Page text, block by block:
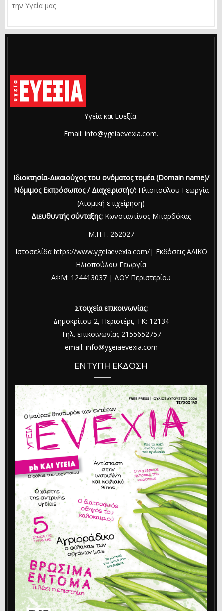
την Υγεία μας
Υγεία και Ευεξία.
Email: info@ygeiaevexia.com.
Ιδιοκτησία-Δικαιούχος του ονόματος τομέα (Domain name)/
Νόμιμος Εκπρόσωπος / Διαχειριστής/:Ηλιοπούλου Γεωργία
(Ατομική επιχείρηση)
Διευθυντής σύνταξης: Κωνσταντίνος Μπορδόκας
Μ.Η.Τ. 262027
Ιστοσελίδα https://www.ygeiaevexia.com/| Εκδόσεις ΑΛΙΚΟ
Ηλιοπούλου Γεωργία
ΑΦΜ: 124413037 | ΔΟΥ Περιστερίου
Στοιχεία επικοινωνίας:
Δημοκρίτου 2, Περιστέρι, ΤΚ: 12134
Τηλ. επικοινωνίας 2155652757
email: info@ygeiaevexia.com
ΕΝΤΥΠΗ ΕΚΔΟΣΗ